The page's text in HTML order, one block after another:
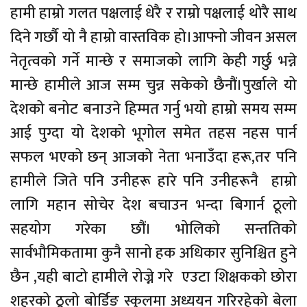
हामी हाम्रो गलत पक्षलाई धेरै र राम्रो पक्षलाई थोरै साथ
दिने गर्छौ यो नै हाम्रो वास्तविक हो।आफ्नो जीवन असल
नेतृत्वको गर्ने मान्छे र समाजको लागि केही गर्छु भन्ने
मान्छे हामीले आज सम्म चुन्न सकेको छैनौं।पुर्खाले यो
देशको बनोट बनाउने हिम्मत गर्नु भयो हाम्रो समय सम्म
आई पुग्दा यो देशको भूगोल समेत तहस नहस पार्न
सफल भएको छन् आजको नेता भनाउँदा हरू,तर पनि
हामीले जिते पनि उनीहरू हारे पनि उनीहरूनै हाम्रो
लागि महान सोचेर देश बचाउन भन्दा बिगार्न ठूलो
सहयोग गरेका छौं। भोलिको सन्ततिको
सार्वभौमिकतामा कुनै सानो हक अधिकार सुनिश्चित हुने
छैन ,यही बाटो हामीले रोज्ने गरे एउटा शिक्षकको छोरा
शहरको ठूलो बोर्डिङ स्कुलमा अध्ययन गरिरहेको बेला